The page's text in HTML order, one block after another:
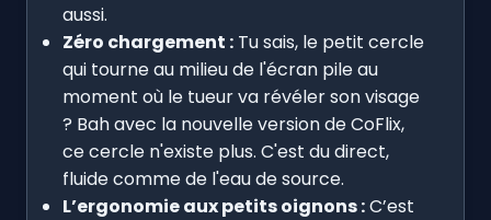
aussi.
Zéro chargement : Tu sais, le petit cercle
qui tourne au milieu de l'écran pile au
moment où le tueur va révéler son visage
? Bah avec la nouvelle version de CoFlix,
ce cercle n'existe plus. C'est du direct,
fluide comme de l'eau de source.
L’ergonomie aux petits oignons :C’est